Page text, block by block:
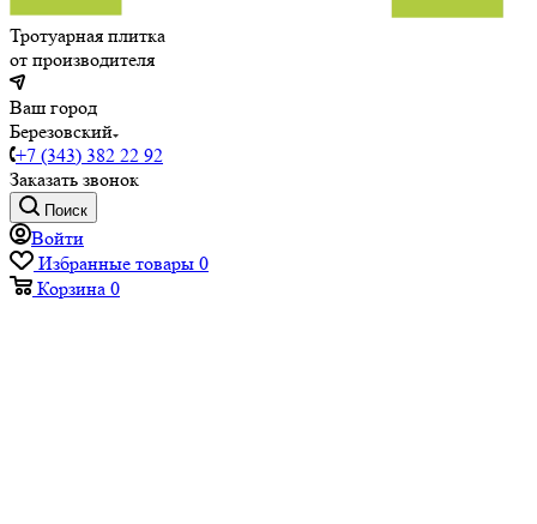
Тротуарная плитка
от производителя
Ваш город
Березовский
+7 (343) 382 22 92
Заказать звонок
Поиск
Войти
Избранные товары 0
Корзина 0